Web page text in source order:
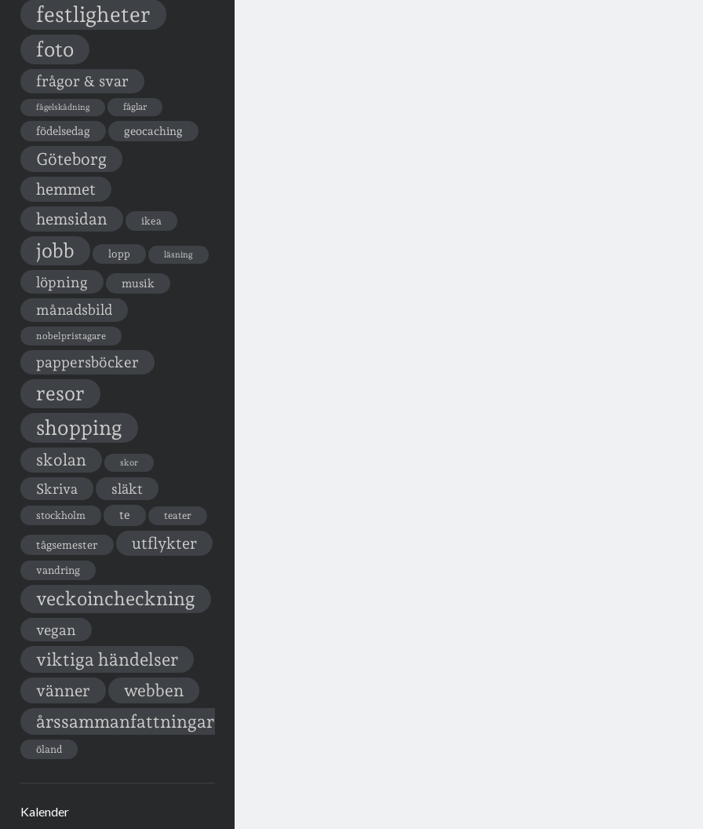
festligheter
foto
frågor & svar
fågelskådning fåglar
födelsedag geocaching
Göteborg
hemmet
hemsidan
ikea
jobb lopp läsning
löpning musik
månadsbild
nobelpristagare
pappersböcker
resor
shopping
skolan skor
Skriva släkt
stockholm te teater
tågsemester utflykter
vandring
veckoincheckning
vegan
viktiga händelser
vänner webben
årssammanfattningar
öland
Kalender